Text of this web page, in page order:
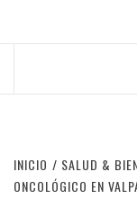
INICIO SALUD &
ONCOLÓGICO EN